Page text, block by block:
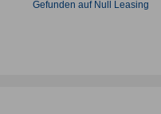
Gefunden auf Null Leasing